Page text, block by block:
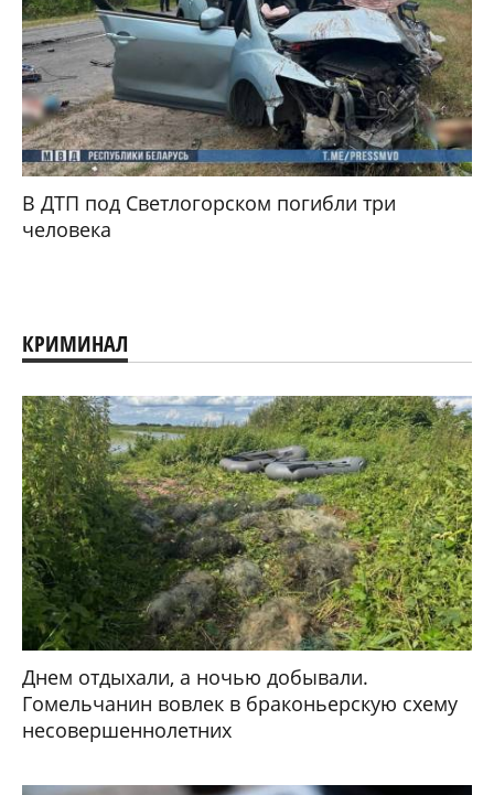
В ДТП под Светлогорском погибли три
человека
КРИМИНАЛ
Днем отдыхали, а ночью добывали.
Гомельчанин вовлек в браконьерскую схему
несовершеннолетних